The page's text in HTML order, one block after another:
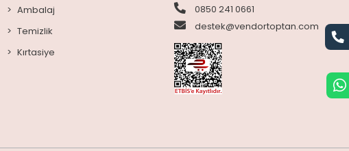
Ambalaj
Temizlik
Kırtasiye
0850 241 0661
destek@vendortoptan.com